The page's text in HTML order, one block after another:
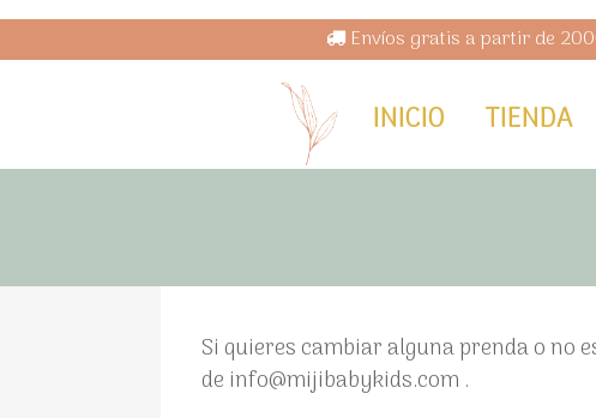
Envíos gratis a partir de
INICIO TIENDA
Si quieres cambiar alguna prenda o no
de info@mijibabykids.com .